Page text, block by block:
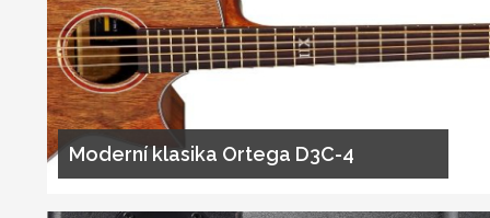
Moderní klasika Ortega D3C-4